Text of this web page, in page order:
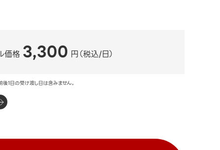
価格 3,300 円（税込/日）
1日の受け渡し日は含みません。